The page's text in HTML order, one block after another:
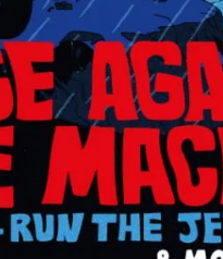
LE GROS RIFFIFI